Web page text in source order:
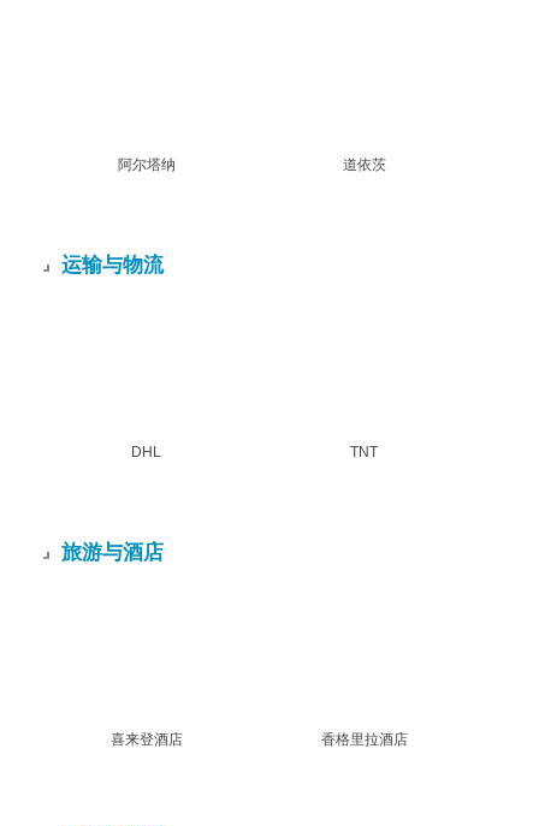
阿尔塔纳 道依茨
运输与物流
DHL TNT
旅游与酒店
喜来登酒店 香格里拉酒店